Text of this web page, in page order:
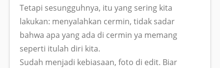
Tetapi sesungguhnya, itu yang sering kita
lakukan: menyalahkan cermin, tidak sadar
bahwa apa yang ada di cermin ya memang
seperti itulah diri kita.
Sudah menjadi kebiasaan, foto di edit. Biar